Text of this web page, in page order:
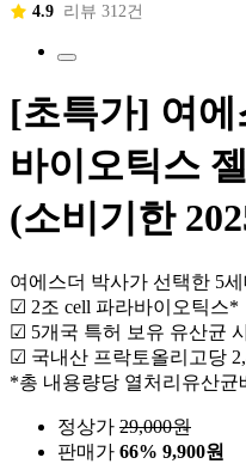
4.9 리뷰 312건
[초특가] 여
바이오틱스
(소비기한
여에스더 박사가 선택한 5
☑ 2조 cell 파라바이오틱스*
☑ 5개국 특허 보유 유산균
☑ 국내산 프락토올리고당
*총 내용량당 열처리유산균
정상가 29,000원
판매가 66% 9,900원